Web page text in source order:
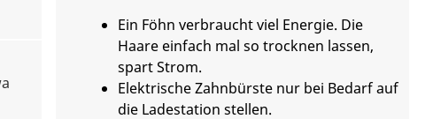
Ein Föhn verbraucht viel Energie. Die
Haare einfach mal so trocknen lassen,
spart Strom.
Elektrische Zahnbürste nur bei Bedarf auf
die Ladestation stellen.